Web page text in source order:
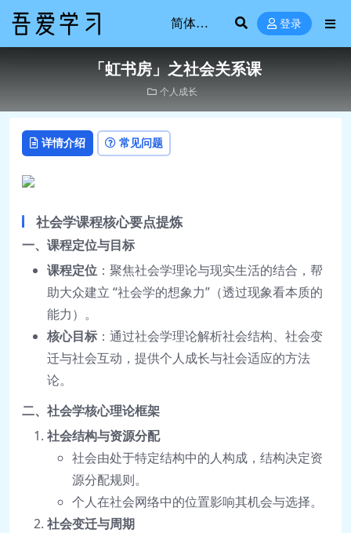
登录
「虹书房」之社会关系课
个人成长
详情介绍 常见问题
社会学课程核心要点提炼
一、课程定位与目标
课程定位 ：聚焦社会学理论与现实生活的结合，帮
助大众建立 “社会学的想象力”（透过现象看本质的
能力）。
核心目标 ：通过社会学理论解析社会结构、社会变
迁与社会互动，提供个人成长与社会适应的方法
论。
二、社会学核心理论框架
社会结构与资源分配
社会由处于特定结构中的人构成，结构决定资
源分配规则。
个人在社会网络中的位置影响其机会与选择。
社会变迁与周期